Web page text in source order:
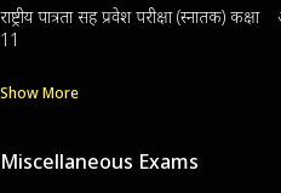
राष्ट्रीय पात्रता सह प्रवेश परीक्षा (स्नातक) कक्षा
11
Show More
Miscellaneous Exams